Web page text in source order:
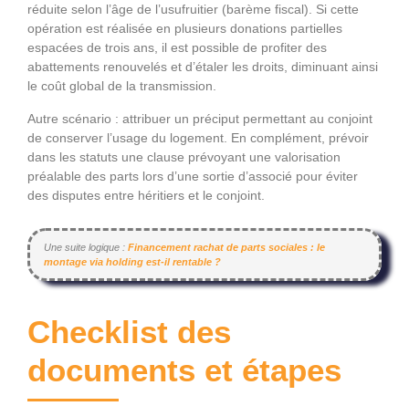
réduite selon l’âge de l’usufruitier (barème fiscal). Si cette
opération est réalisée en plusieurs donations partielles
espacées de trois ans, il est possible de profiter des
abattements renouvelés et d’étaler les droits, diminuant ainsi
le coût global de la transmission.
Autre scénario : attribuer un préciput permettant au conjoint
de conserver l’usage du logement. En complément, prévoir
dans les statuts une clause prévoyant une valorisation
préalable des parts lors d’une sortie d’associé pour éviter
des disputes entre héritiers et le conjoint.
Une suite logique : Financement rachat de parts sociales : le
montage via holding est-il rentable ?
Checklist des
documents et étapes